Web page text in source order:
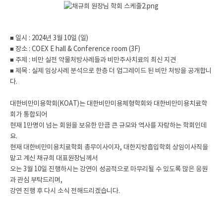
■ 일시 : 2024년 3월 10일 (일)
■ 장소 : COEX E hall & Conference room (3F)
■ 주제 : 비만 실전 약물처방사례들과 비만주사치료의 최신 지견
■ 제목 : 실제 임상사례 분석으로 한층 더 업그레이드 된 비만 처방을 공개합니
다.
대한비만미용학회(KOAT)는 대한비만미용체형학회와 대한비만미용치료학
회가 통합되어
현재 1만명이 넘는 회원을 보유한 만큼 큰 규모와 역사를 자랑하는 학회인데
요.
현재 대한비만미용치료학회 총무이사이자, 대한지방흡입학회 상임이사직을
맡고 계신 채규희 대표원장님께서
오는 3월 10일 진행하시는 강연이 성공적으로 마무리될 수 있도록 많은 응원
과 관심 부탁드리며,
강연 진행 후 다시 소식 전해드리겠습니다.